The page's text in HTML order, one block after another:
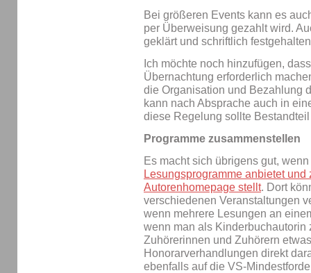
Bei größeren Events kann es
per Überweisung gezahlt wird.
geklärt und schriftlich
Ich möchte noch hinzufügen,
Übernachtung erforderlich
die Organisation und Bezahlung
kann nach Absprache auch in
diese Regelung sollte
Programme zusammenstellen
Es macht sich übrigens gut,
Lesungsprogramme anbietet
Autorenhomepage stellt. Dort
verschiedenen Veranstaltungen
wenn mehrere Lesungen an
wenn man als
Zuhörerinnen und Zuhörern
Honorarverhandlungen direkt
ebenfalls auf die VS-